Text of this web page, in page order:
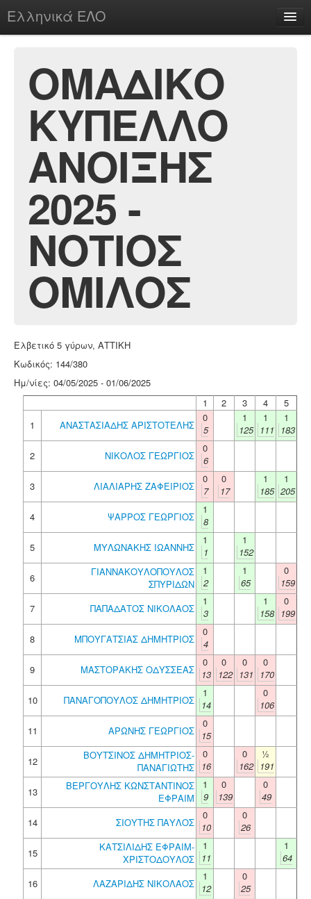
Ελληνικά ΕΛΟ
chesstu.be @ discord
Login
ΟΜΑΔΙΚΟ
ΚΥΠΕΛΛΟ
ΑΝΟΙΞΗΣ
2025 -
ΝΟΤΙΟΣ
ΟΜΙΛΟΣ
Ελβετικό 5 γύρων, ΑΤΤΙΚΗ
Κωδικός: 144/380
Ημ/νίες: 04/05/2025 - 01/06/2025
1
2 3 4
5
1
ΑΝΑΣΤΑΣΙΑΔΗΣ ΑΡΙΣΤΟΤΕΛΗΣ
0
5
1
125
1
111
1
183
2
ΝΙΚΟΛΟΣ ΓΕΩΡΓΙΟΣ
0
6
3
ΛΙΑΛΙΑΡΗΣ ΖΑΦΕΙΡΙΟΣ
0
7
0
17
1
185
1
205
4
ΨΑΡΡΟΣ ΓΕΩΡΓΙΟΣ
1
8
5
ΜΥΛΩΝΑΚΗΣ ΙΩΑΝΝΗΣ
1
1
1
152
6
ΓΙΑΝΝΑΚΟΥΛΟΠΟΥΛΟΣ
ΣΠΥΡΙΔΩΝ
1
2
1
65
0
159
7
ΠΑΠΑΔΑΤΟΣ ΝΙΚΟΛΑΟΣ
1
3
1
158
0
199
8
ΜΠΟΥΓΑΤΣΙΑΣ ΔΗΜΗΤΡΙΟΣ
0
4
9
ΜΑΣΤΟΡΑΚΗΣ ΟΔΥΣΣΕΑΣ
0
13
0
122
0
131
0
170
10
ΠΑΝΑΓΟΠΟΥΛΟΣ ΔΗΜΗΤΡΙΟΣ
1
14
0
106
11
ΑΡΩΝΗΣ ΓΕΩΡΓΙΟΣ
0
15
12
ΒΟΥΤΣΙΝΟΣ ΔΗΜΗΤΡΙΟΣ-
ΠΑΝΑΓΙΩΤΗΣ
0
16
0
162
½
191
13
ΒΕΡΓΟΥΛΗΣ ΚΩΝΣΤΑΝΤΙΝΟΣ
ΕΦΡΑΙΜ
1
9
0
139
0
49
14
ΣΙΟΥΤΗΣ ΠΑΥΛΟΣ
0
10
0
26
15
ΚΑΤΣΙΛΙΔΗΣ ΕΦΡΑΙΜ-
ΧΡΙΣΤΟΔΟΥΛΟΣ
1
11
1
64
16
ΛΑΖΑΡΙΔΗΣ ΝΙΚΟΛΑΟΣ
1
12
0
25